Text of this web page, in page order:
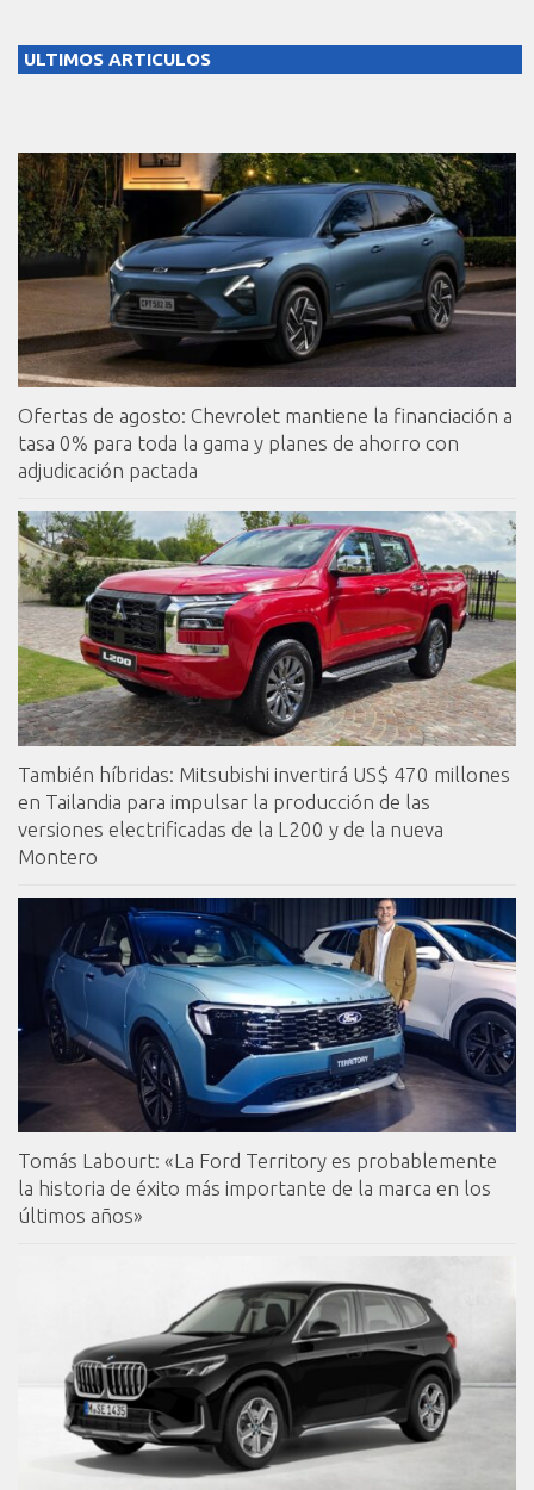
ULTIMOS ARTICULOS
Ofertas de agosto: Chevrolet mantiene la financiación a
tasa 0% para toda la gama y planes de ahorro con
adjudicación pactada
También híbridas: Mitsubishi invertirá US$ 470 millones
en Tailandia para impulsar la producción de las
versiones electrificadas de la L200 y de la nueva
Montero
Tomás Labourt: «La Ford Territory es probablemente
la historia de éxito más importante de la marca en los
últimos años»